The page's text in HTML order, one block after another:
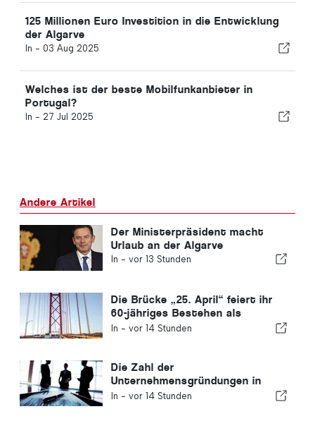
125 Millionen Euro Investition in die Entwicklung
der Algarve
In - 03 Aug 2025
Welches ist der beste Mobilfunkanbieter in
Portugal?
In - 27 Jul 2025
Andere Artikel
Der Ministerpräsident macht
Urlaub an der Algarve
In - vor 13 Stunden
Die Brücke „25. April“ feiert ihr
60-jähriges Bestehen als
Verbindung zwischen Lissabon
In - vor 14 Stunden
Die Zahl der
Unternehmensgründungen in
Portugal sinkt um 4,2 %
In - vor 14 Stunden